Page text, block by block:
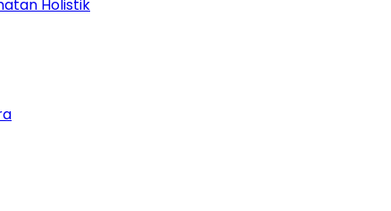
Holistik